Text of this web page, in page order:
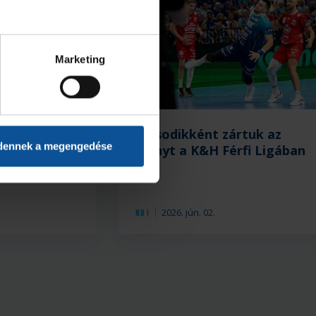
Marketing
a megengedése
34–36
NB I 2026. jún. 02.
Másodikként zártuk az
idényt a K&H Férfi Ligában